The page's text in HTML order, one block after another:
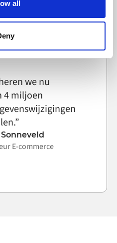
This could affect the
We also use third-
certain Alumio services
all
we nu
4 miljoen
E-commerce